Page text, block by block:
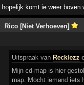
hopelijk komt ie weer boven
Rico [Niet Verhoeven]
Uitspraak van Recklezz
Mijn cd-map is hier
map. Mocht iemand iets